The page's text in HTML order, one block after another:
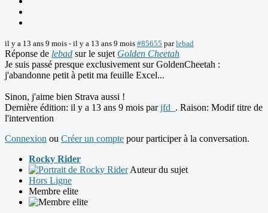
il y a 13 ans 9 mois - il y a 13 ans 9 mois #85655 parlebad
Réponse de lebad sur le sujet Golden Cheetah
Je suis passé presque exclusivement sur GoldenCheetah :
j'abandonne petit à petit ma feuille Excel...
Sinon, j'aime bien Strava aussi !
Dernière édition: il y a 13 ans 9 mois parjfd_ . Raison: Modif titre de
l'intervention
Connexion ou Créer un compte pour participer à la conversation.
Rocky Rider
Auteur du sujet
Hors Ligne
Membre elite